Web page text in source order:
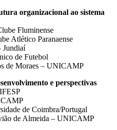
organizacional ao sistema
Fluminense
Atlético Paranaense
Jundiaí
de Futebol
de Moraes – UNICAMP
e perspectivas
de Coimbra/Portugal
de Almeida – UNICAMP